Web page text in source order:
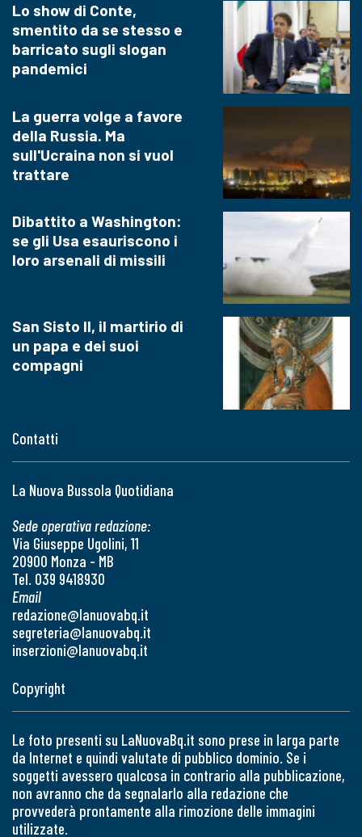
Contatti
La Nuova Bussola Quotidiana
Sede operativa redazione:
Via Giuseppe Ugolini, 11
20900 Monza - MB
Tel. 039 9418930
Email
redazione@lanuovabq.it
segreteria@lanuovabq.it
inserzioni@lanuovabq.it
Lo show di Conte,
smentito da se stesso e
barricato sugli slogan
pandemici
La guerra volge a favore
della Russia. Ma
sull'Ucraina non si vuol
trattare
Dibattito a Washington:
se gli Usa esauriscono i
loro arsenali di missili
San Sisto II, il martirio di
un papa e dei suoi
compagni
Copyright
Le foto presenti su LaNuovaBq.it sono prese in larga parte
da Internet e quindi valutate di pubblico dominio. Se i
soggetti avessero qualcosa in contrario alla pubblicazione,
non avranno che da segnalarlo alla redazione che
provvederà prontamente alla rimozione delle immagini
utilizzate.